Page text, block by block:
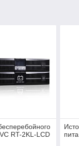
RT-2KL-LCD